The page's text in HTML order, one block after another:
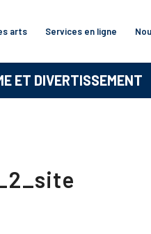
arts Services en ligne
ET DIVERTISSEMENT